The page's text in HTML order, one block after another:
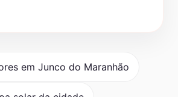
em Junco do Maranhão